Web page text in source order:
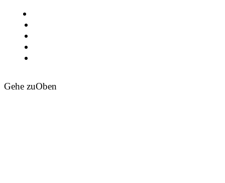
Gehe zuOben